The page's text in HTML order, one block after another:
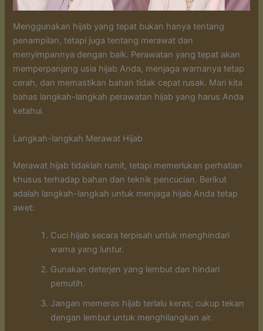
Menggunakan hijab yang tepat bukan hanya tentang
penampilan, tetapi juga tentang merawat dan
menyimpannya dengan baik. Perawatan yang tepat akan
memperpanjang usia hijab Anda, menjaga warnanya tetap
cerah, dan memastikan bahan tidak cepat rusak. Mari kita
bahas langkah-langkah perawatan hijab yang harus Anda
ketahui.
Langkah-langkah Merawat Hijab
Merawat hijab tidaklah rumit, tetapi memerlukan perhatian
khusus terhadap bahan dan teknik pencucian. Berikut
adalah langkah-langkah untuk menjaga hijab Anda tetap
awet:
Cuci hijab secara terpisah untuk menghindari
warna yang luntur.
Gunakan deterjen yang lembut dan hindari
pemutih.
Jangan memeras hijab terlalu keras; cukup tekan
dengan lembut untuk menghilangkan air.